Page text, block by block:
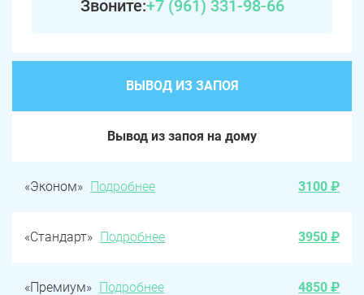
Звоните:+7 (961) 331-98-66
ВЫВОД ИЗ ЗАПОЯ
Вывод из запоя на дому
«Эконом» Подробнее 3100 ₽
«Стандарт» Подробнее 3950 ₽
«Премиум» Подробнее 4850 ₽